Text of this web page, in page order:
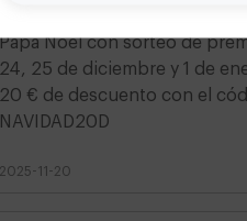
Papá Noel con sorteo de
24, 25 de diciembre y 1 de
20 € de descuento con el
NAVIDAD20D
2025-11-20